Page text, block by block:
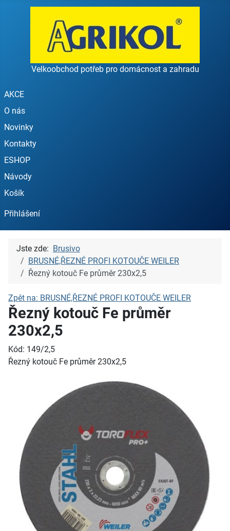
Velkoobchod potřeb pro domácnost a zahradu
AKCE
O nás
Novinky
Kontakty
ESHOP
Návody
Košík
Přihlášení
Jste zde: Brusivo
BRUSNÉ,ŘEZNÉ PROFI KOTOUČE WEILER
Řezný kotouč Fe průměr 230x2,5
Zpět na: BRUSNÉ,ŘEZNÉ PROFI KOTOUČE WEILER
Řezný kotouč Fe průměr
230x2,5
Kód: 149/2,5
Řezný kotouč Fe průměr 230x2,5